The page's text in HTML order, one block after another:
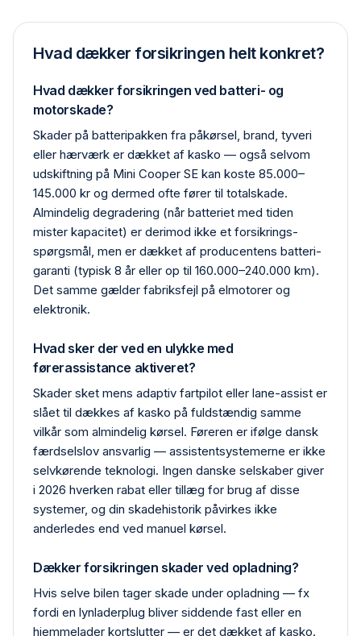
Hvad dækker forsikringen helt konkret?
Hvad dækker forsikringen ved batteri- og
motorskade?
Skader på batteripakken fra påkørsel, brand, tyveri
eller hærværk er dækket af kasko — også selvom
udskiftning på Mini Cooper SE kan koste 85.000–
145.000 kr og dermed ofte fører til total­skade.
Almindelig degradering (når batteriet med tiden
mister kapacitet) er derimod ikke et forsikrings­
spørgsmål, men er dækket af producentens batteri­
garanti (typisk 8 år eller op til 160.000–240.000 km).
Det samme gælder fabriks­fejl på elmotorer og
elektronik.
Hvad sker der ved en ulykke med
førerassistance aktiveret?
Skader sket mens adaptiv fartpilot eller lane-assist er
slået til dækkes af kasko på fuldstændig samme
vilkår som almindelig kørsel. Føreren er ifølge dansk
færdselslov ansvarlig — assistentsystemerne er ikke
selvkørende teknologi. Ingen danske selskaber giver
i 2026 hverken rabat eller tillæg for brug af disse
systemer, og din skadehistorik påvirkes ikke
anderledes end ved manuel kørsel.
Dækker forsikringen skader ved opladning?
Hvis selve bilen tager skade under opladning — fx
fordi en lynlader­plug bliver siddende fast eller en
hjemme­lader kortslutter — er det dækket af kasko.